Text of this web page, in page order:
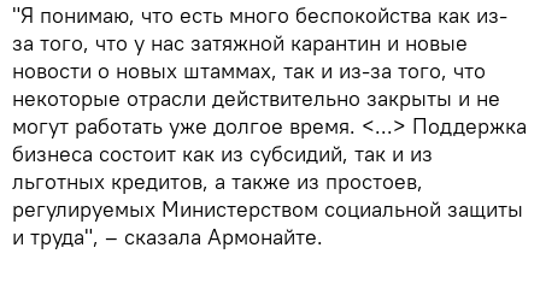
"Я понимаю, что есть много беспокойства как из-
за того, что у нас затяжной карантин и новые
новости о новых штаммах, так и из-за того, что
некоторые отрасли действительно закрыты и не
могут работать уже долгое время. <...> Поддержка
бизнеса состоит как из субсидий, так и из
льготных кредитов, а также из простоев,
регулируемых Министерством социальной защиты
и труда", – сказала Армонайте.